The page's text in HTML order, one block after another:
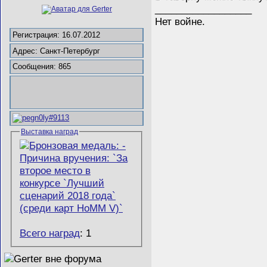
Регистрация: 16.07.2012
Адрес: Санкт-Петербург
Сообщения: 865
Выставка наград
Всего наград: 1
Нет войне.